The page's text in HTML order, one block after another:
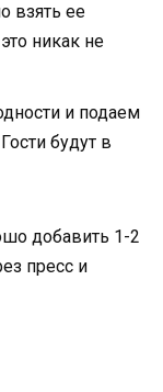
взять ее
никак не
и подаем
будут в
добавить 1-2
пресс и